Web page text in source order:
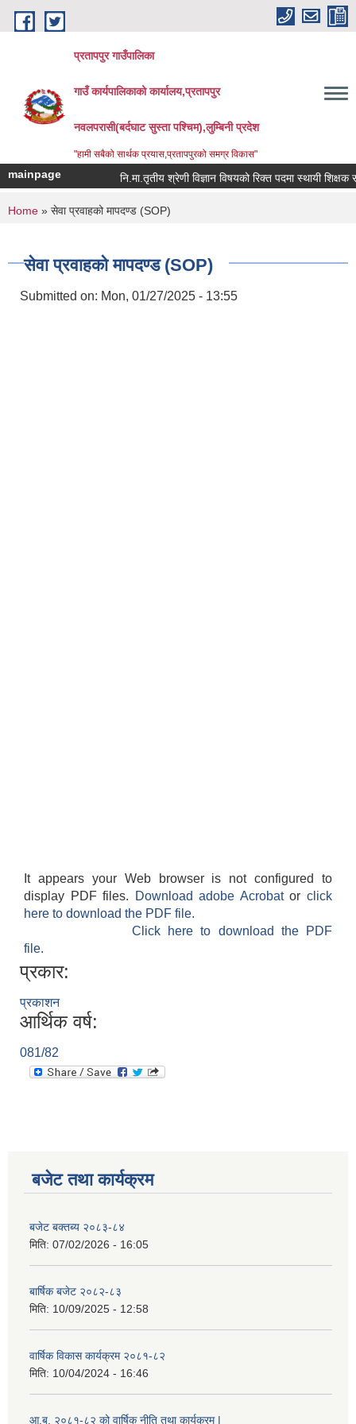
Skip to main content
प्रतापपुर गाउँपालिका
गाउँ कार्यपालिकाको कार्यालय,प्रतापपुर
नवलपरासी(बर्दघाट सुस्ता पश्चिम),लुम्बिनी प्रदेश
"हामी सबैको सार्थक प्रयास,प्रतापपुरको समग्र विकास"
mainpage नि.मा.तृतीय श्रेणी विज्ञान विषयको रिक्त पदमा स्थायी शिक्षक
You are here
Home » सेवा प्रवाहको मापदण्ड (SOP)
सेवा प्रवाहको मापदण्ड (SOP)
Submitted on: Mon, 01/27/2025 - 13:55
It appears your Web browser is not configured to
display PDF files.
Download adobe Acrobatorclick
here to download the PDF file.
Click here to download the PDF
file.
प्रकार:
प्रकाशन
आर्थिक वर्ष:
081/82
बजेट तथा कार्यक्रम
बजेट बक्तब्य २०८३-८४
मिति: 07/02/2026 - 16:05
बार्षिक बजेट २०८२-८३
मिति: 10/09/2025 - 12:58
वार्षिक विकास कार्यक्रम २०८१-८२
मिति: 10/04/2024 - 16:46
आ.ब. २०८१-८२ को वार्षिक नीति तथा कार्यक्रम |